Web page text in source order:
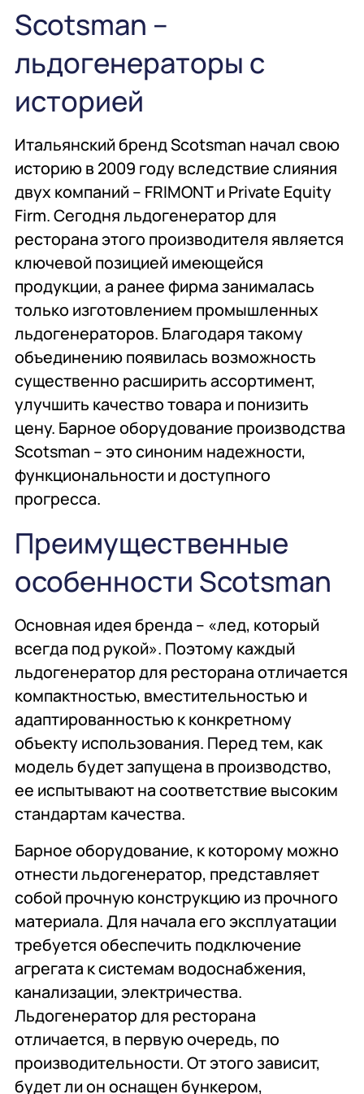
общественного
питания
Подробнее
химия
Мебель
Подробнее
Комплексное
оснащение
Подробнее
проектирование
Подробнее
Сервисное
обслуживание
Подробнее
Поставка
аксессуаров и
запасных частей
Подробнее
Подробнее
профессиональная
Мебель
Подробнее
Оборудование
профессиональной
кухни
Подробнее
Scotsman –
льдогенераторы с
историей
Итальянский бренд Scotsman начал свою
историю в 2009 году вследствие слияния
двух компаний – FRIMONT и Private Equity
Firm. Сегодня льдогенератор для
ресторана этого производителя является
ключевой позицией имеющейся
продукции, а ранее фирма занималась
только изготовлением промышленных
льдогенераторов. Благодаря такому
объединению появилась возможность
существенно расширить ассортимент,
улучшить качество товара и понизить
цену. Барное оборудование производства
Scotsman – это синоним надежности,
функциональности и доступного
прогресса.
Преимущественные
особенности Scotsman
Основная идея бренда – «лед, который
всегда под рукой». Поэтому каждый
льдогенератор для ресторана отличается
компактностью, вместительностью и
адаптированностью к конкретному
объекту использования. Перед тем, как
модель будет запущена в производство,
ее испытывают на соответствие высоким
стандартам качества.
Барное оборудование, к которому можно
отнести льдогенератор, представляет
собой прочную конструкцию из прочного
материала. Для начала его эксплуатации
требуется обеспечить подключение
агрегата к системам водоснабжения,
канализации, электричества.
Льдогенератор для ресторана
отличается, в первую очередь, по
производительности. От этого зависит,
будет ли он оснащен бункером,